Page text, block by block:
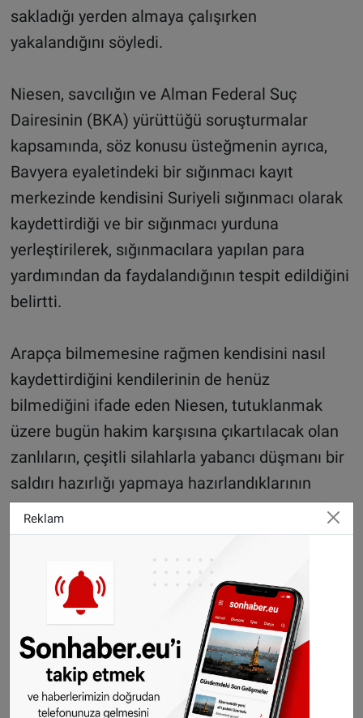
sakladığı yerden almaya çalışırken
yakalandığını söyledi.
Niesen, savcılığın ve Alman Federal Suç
Dairesinin (BKA) yürüttüğü soruşturmalar
kapsamında, söz konusu üsteğmenin ayrıca,
Bavyera eyaletindeki bir sığınmacı kayıt
merkezinde kendisini Suriyeli sığınmacı olarak
kaydettirdiği ve bir sığınmacı yurduna
yerleştirilerek, sığınmacılara yapılan para
yardımından da faydalandığının tespit edildiğini
belirtti.
Arapça bilmemesine rağmen kendisini nasıl
kaydettirdiğini kendilerinin de henüz
bilmediğini ifade eden Niesen, tutuklanmak
üzere bugün hakim karşısına çıkartılacak olan
zanlıların, çeşitli silahlarla yabancı düşmanı bir
saldırı hazırlığı yapmaya hazırlandıklarının
tahmin edildiğini, ancak somut saldırı hedefleri
konusunda şu ana kadar bilgi sahibi
olmadıklarını kaydetti.
Alman basınında yer alan haberlerde de, polis
tarafından el konulan silahların ruhsatsız
olduğu ve Viyana havalimanında ele geçirilen
silahın da Alman ordusuna ait olmadığı
Reklam